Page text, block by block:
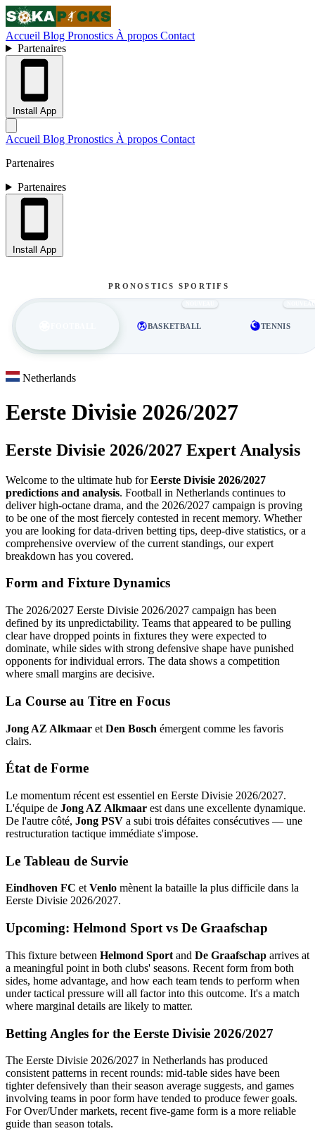
Accueil Blog Pronostics À propos Contact
Partenaires
Install App
Accueil Blog Pronostics À propos Contact
Partenaires
Partenaires
Install App
PRONOSTICS SPORTIFS
BASKETBALL TENNIS
NOUVEAU
Netherlands
Eerste Divisie 2026/2027
Eerste Divisie 2026/2027 Expert Analysis
Welcome to the ultimate hub forEerste Divisie 2026/2027
predictions and analysis. Football in Netherlands continues to
deliver high-octane drama, and the 2026/2027 campaign is proving
to be one of the most fiercely contested in recent memory. Whether
you are looking for data-driven betting tips, deep-dive statistics, or a
comprehensive overview of the current standings, our expert
breakdown has you covered.
Form and Fixture Dynamics
The 2026/2027 Eerste Divisie 2026/2027 campaign has been
defined by its unpredictability. Teams that appeared to be pulling
clear have dropped points in fixtures they were expected to
dominate, while sides with strong defensive shape have punished
opponents for individual errors. The data shows a competition
where small margins are decisive.
La Course au Titre en Focus
Jong AZ Alkmaar et Den Bosch émergent comme les favoris
clairs.
État de Forme
Le momentum récent est essentiel en Eerste Divisie 2026/2027.
L'équipe de Jong AZ Alkmaar est dans une excellente dynamique.
De l'autre côté, Jong PSV a subi trois défaites consécutives — une
restructuration tactique immédiate s'impose.
Le Tableau de Survie
Eindhoven FC etVenlo mènent la bataille la plus difficile dans la
Eerste Divisie 2026/2027.
Upcoming: Helmond Sport vs De Graafschap
This fixture between Helmond Sport and De Graafschap arrives at
a meaningful point in both clubs' seasons. Recent form from both
sides, home advantage, and how each team tends to perform when
under tactical pressure will all factor into this outcome. It's a match
where marginal details are likely to matter.
Betting Angles for the Eerste Divisie 2026/2027
The Eerste Divisie 2026/2027 in Netherlands has produced
consistent patterns in recent rounds: mid-table sides have been
tighter defensively than their season average suggests, and games
involving teams in poor form have tended to produce fewer goals.
For Over/Under markets, recent five-game form is a more reliable
guide than season totals.